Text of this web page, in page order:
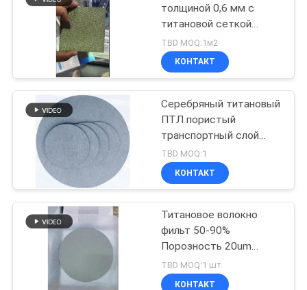
спеченный войлок
волокна металла
Чувствуемое
волокно титана
толщиной 0,6 мм с
титановой сеткой
толщиной 0,5 мм в
качестве GDL/PTL при
водном электролизе
TBD MOQ:1м2
КОНТАКТ
Серебряный титановый
ПТЛ пористый
транспортный слой
0,25 мм 0,4 мм 0,5 мм
0,6 мм с
индивидуальной
TBD MOQ:1
КОНТАКТ
Титановое волокно
фильт 50-90%
Порозность 20um
Диаметр с толщиной
от 0,2 мм до 2 мм
TBD MOQ:1 шт.
КОНТАКТ